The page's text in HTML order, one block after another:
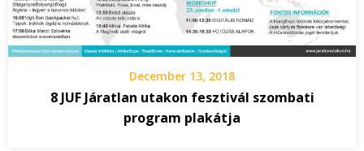
December 13, 2018
8 JUF Járatlan utakon fesztivál szombati
program plakátja